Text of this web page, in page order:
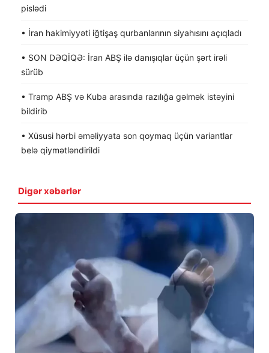
pislədi
• İran hakimiyyəti iğtişaş qurbanlarının siyahısını açıqladı
• SON DƏQİQƏ: İran ABŞ ilə danışıqlar üçün şərt irəli
sürüb
• Tramp ABŞ və Kuba arasında razılığa gəlmək istəyini
bildirib
• Xüsusi hərbi əməliyyata son qoymaq üçün variantlar
belə qiymətləndirildi
Digər xəbərlər